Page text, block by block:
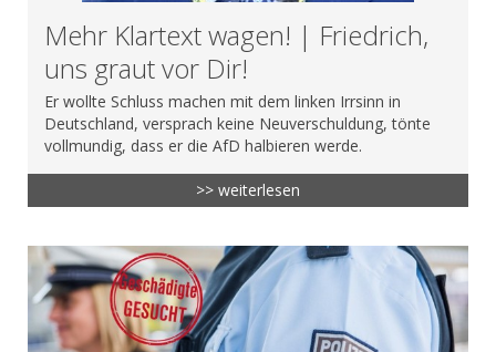
Mehr Klartext wagen! | Friedrich,
uns graut vor Dir!
Er wollte Schluss machen mit dem linken Irrsinn in
Deutschland, versprach keine Neuverschuldung, tönte
vollmundig, dass er die AfD halbieren werde.
>> weiterlesen